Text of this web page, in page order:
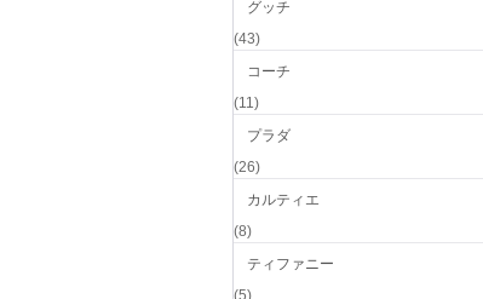
グッチ
(43)
コーチ
(11)
プラダ
(26)
カルティエ
(8)
ティファニー
(5)